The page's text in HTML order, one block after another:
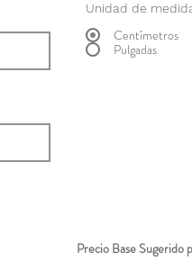
Unidad de
Centímetros
Pulgadas
Precio Base Sugerido